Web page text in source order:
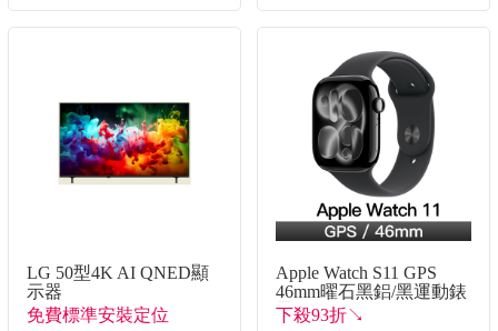
LG 50型4K AI QNED顯
示器
免費標準安裝定位
Apple Watch S11 GPS
46mm曜石黑鋁/黑運動錶
帶-M/L
下殺93折↘